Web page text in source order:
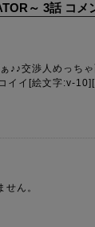
～ 3話 コメ
♪♪交渉人めっち
イイ[絵文字:v-
ん。